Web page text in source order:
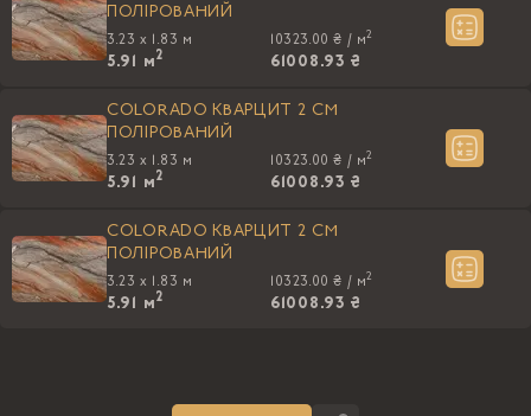
ПОЛIРОВАНИЙ
3.23 x 1.83 м
5.91 м2
10323.00 ₴ / м2
61008.93 ₴
COLORADO КВАРЦИТ 2 CM
ПОЛIРОВАНИЙ
3.23 x 1.83 м
5.91 м2
10323.00 ₴ / м2
61008.93 ₴
COLORADO КВАРЦИТ 2 CM
ПОЛIРОВАНИЙ
3.23 x 1.83 м
5.91 м2
10323.00 ₴ / м2
61008.93 ₴